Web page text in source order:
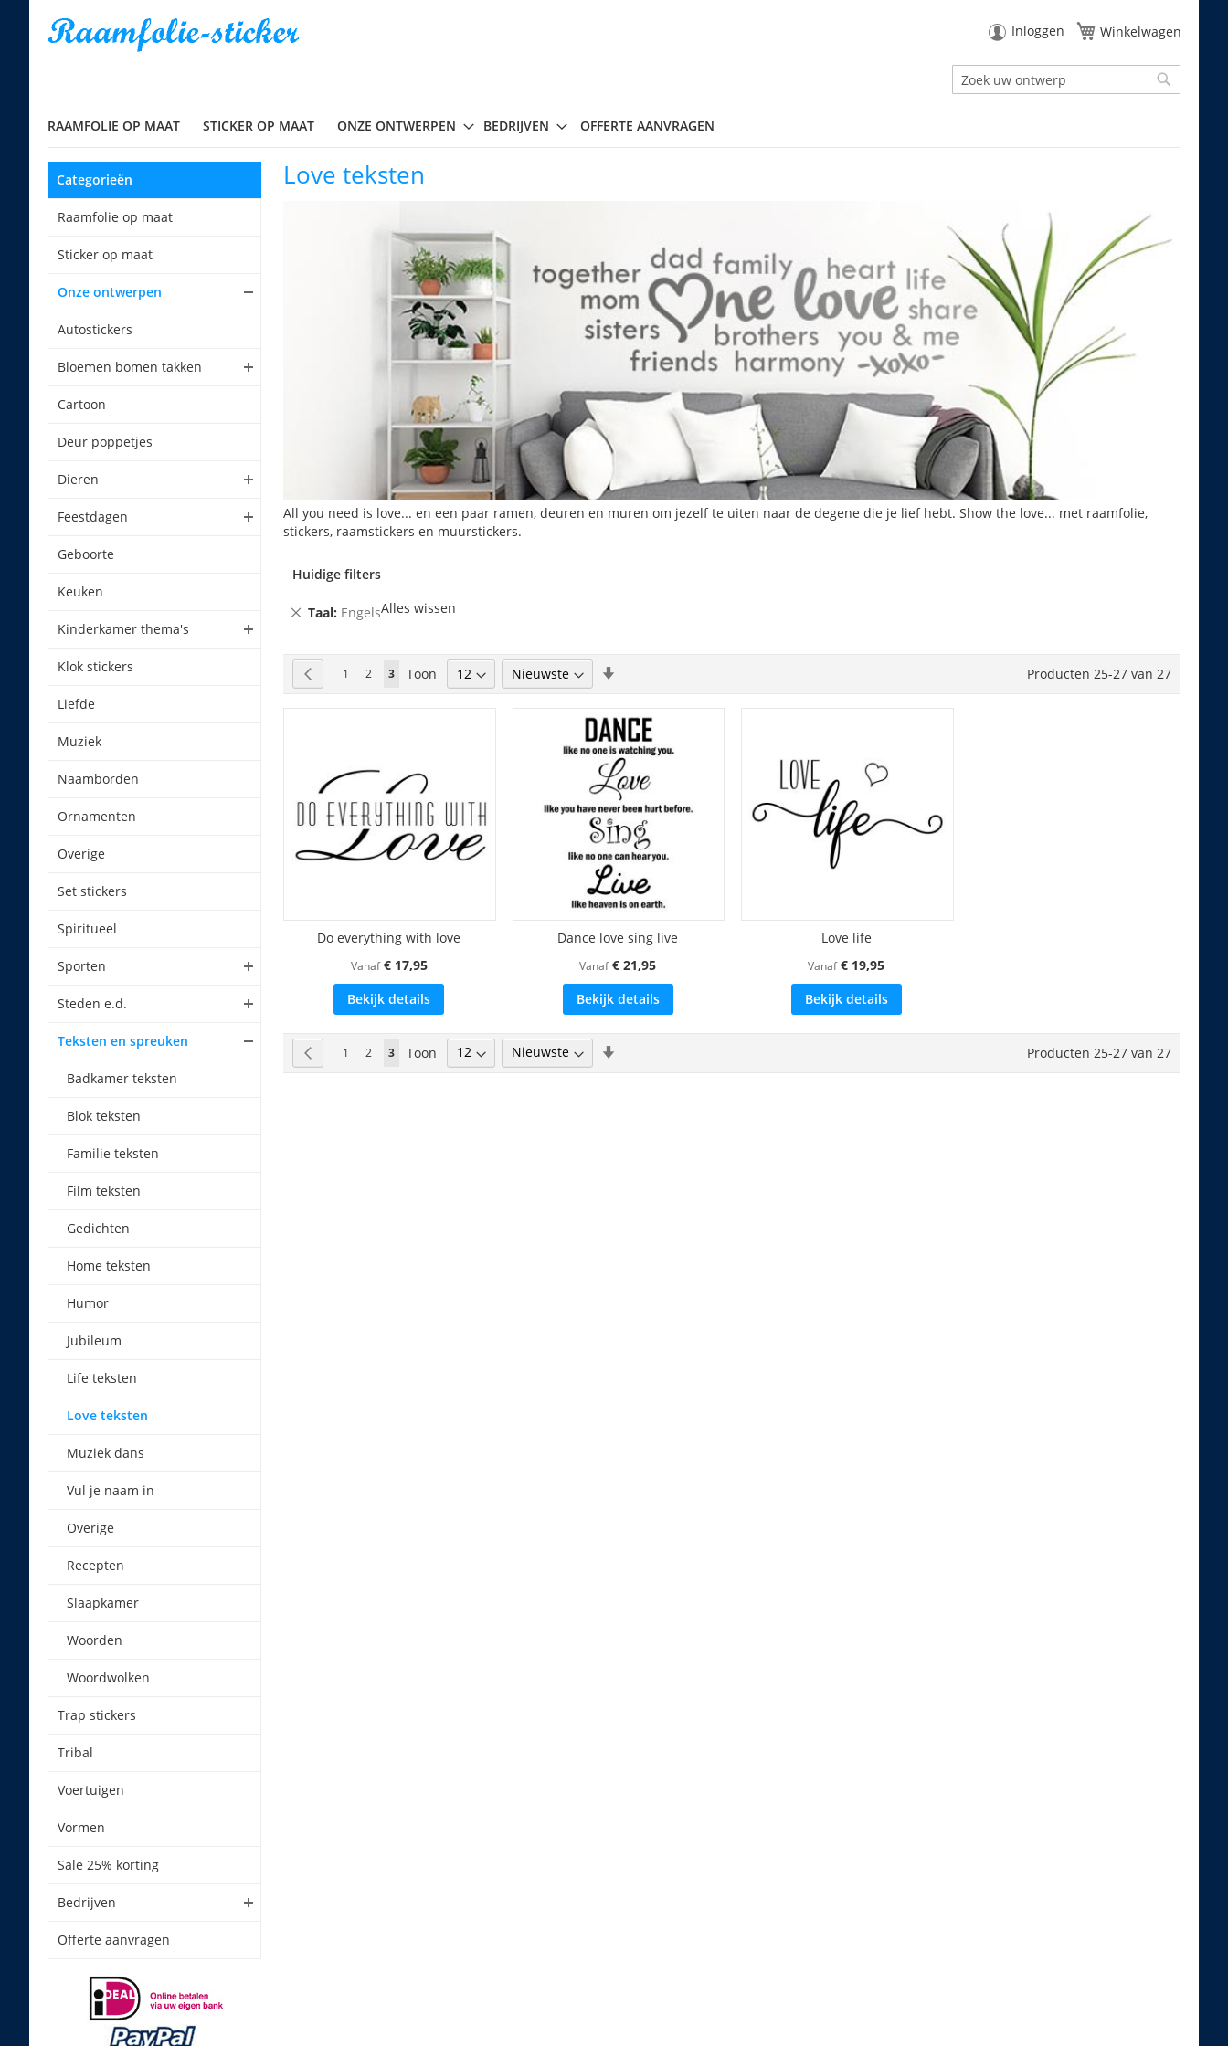
Inloggen Winkelwagen
Zoek
RAAMFOLIE OP MAAT STICKER OP MAAT ONZE ONTWERPEN BEDRIJVEN OFFERTE AANVRAGEN
Love teksten
All you need is love... en een paar ramen, deuren en muren om jezelf te uiten naar de degene die je lief hebt. Show the love... met raamfolie,
stickers, raamstickers en muurstickers.
Huidige filters
Taal Engels
Verwijder
Alles wissen
PaginaPagina
VorigePagina
1 Pagina
2 U lees momenteel pagina
3 Producten 25-27 van 27
Toon
hoog
sorteren
Do everything with love
Vanaf € 17,95
Bekijk details
Dance love sing live
Vanaf € 21,95
Bekijk details
Love life
Vanaf € 19,95
Bekijk details
PaginaPagina
VorigePagina
1 Pagina
2 U lees momenteel pagina
3 Producten 25-27 van 27
Toon
Categorieën
Raamfolie op maat
Sticker op maat
Onze ontwerpen
Autostickers
Bloemen bomen takken
Cartoon
Deur poppetjes
Dieren
Feestdagen
Geboorte
Keuken
Kinderkamer thema's
Klok stickers
Liefde
Muziek
Naamborden
Ornamenten
Overige
Set stickers
Spiritueel
Sporten
Steden e.d.
Teksten en spreuken
Badkamer teksten
Blok teksten
Familie teksten
Film teksten
Gedichten
Home teksten
Humor
Jubileum
Life teksten
Love teksten
Muziek dans
Vul je naam in
Overige
Recepten
Slaapkamer
Woorden
Woordwolken
Trap stickers
Tribal
Voertuigen
Vormen
Sale 25% korting
Bedrijven
Offerte aanvragen